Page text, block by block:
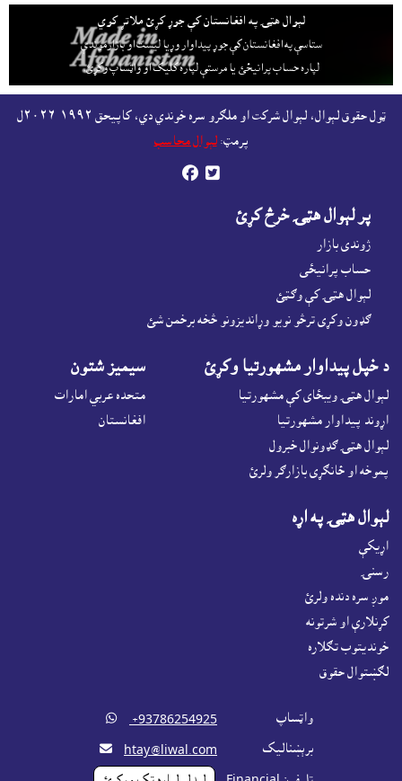
لېوال هټۍ په افغانستان کې جوړ کړئ ملاتړ کوي
ستاسې په افغانستان کې جوړ پيداوار وړيا ليست او بازارموندې
لپاره حساب پرانيځئ يا مرستې لپاره کليک او واټساپ وکړئ.
ټول حقوق لېوال، لېوال شرکت او ملګرو سره خوندي دي، کاپيحق ١٩٩٢-٢٠٢٦ل
پرمټ:لېوال محاسب
 
پر لېوال هټۍ خرڅ کړئ
ژوندى بازار
حساب پرانيځى
لېوال هټۍ کې وګټئ
ګډون وکړى ترڅو نويو وړانديزونو څخه برخمن شئ
د خپل پيداوار مشهورتيا وکړئ
لېوال هټۍ ويبځاى کې مشهورتيا
اړوند پيداوار مشهورتيا
لېوال هټۍ ګډونوال خبرول
پموخه او ځانګړى بازارګر ولرئ
سيميز شتون
متحده عربي امارات
افغانستان
لېوال هټۍ په اړه
اړيکې
رسنۍ
موږ سره دنده ولرئ
کړنلارې او شرتونه
خونديتوب تګلاره
لګښتوال حقوق
واټساپ ‎ +93786254925

برېښناليک htay@liwal.com
